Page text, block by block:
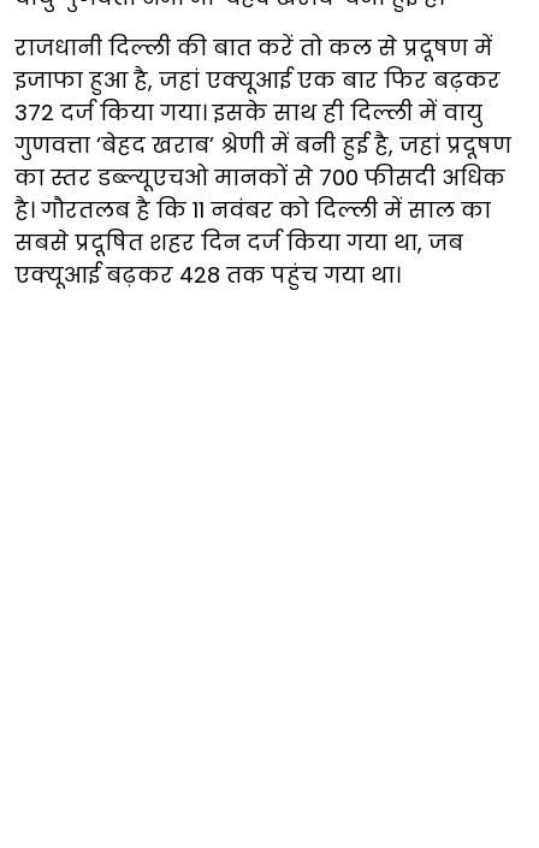
राजधानी दिल्ली की बात करें तो कल से प्रदूषण में
इजाफा हुआ है, जहां एक्यूआई एक बार फिर बढ़कर
372 दर्ज किया गया। इसके साथ ही दिल्ली में वायु
गुणवत्ता ‘बेहद खराब’ श्रेणी में बनी हुई है, जहां प्रदूषण
का स्तर डब्ल्यूएचओ मानकों से 700 फीसदी अधिक
है। गौरतलब है कि 11 नवंबर को दिल्ली में साल का
सबसे प्रदूषित शहर दिन दर्ज किया गया था, जब
एक्यूआई बढ़कर 428 तक पहुंच गया था।